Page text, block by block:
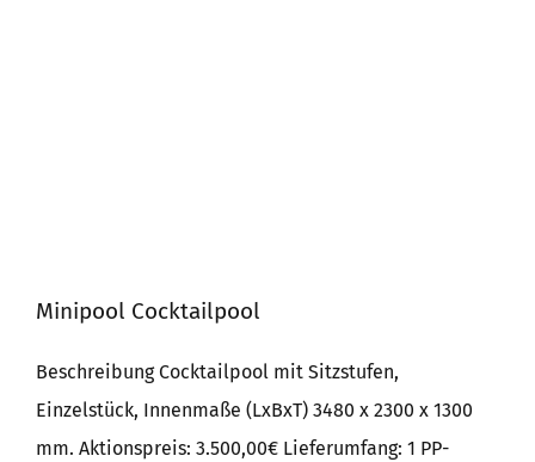
Minipool Cocktailpool
Beschreibung Cocktailpool mit Sitzstufen,
Einzelstück, Innenmaße (LxBxT) 3480 x 2300 x 1300
mm. Aktionspreis: 3.500,00€ Lieferumfang: 1 PP-